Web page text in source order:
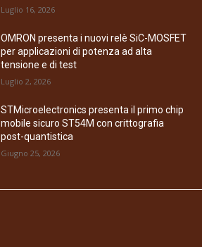
Luglio 16, 2026
OMRON presenta i nuovi relè SiC-MOSFET
per applicazioni di potenza ad alta
tensione e di test
Luglio 2, 2026
STMicroelectronics presenta il primo chip
mobile sicuro ST54M con crittografia
post-quantistica
Giugno 25, 2026